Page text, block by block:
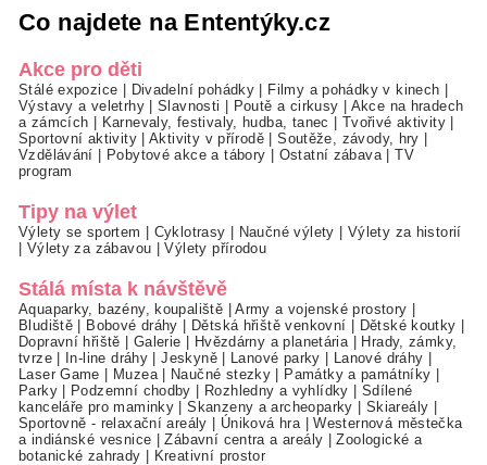
Co najdete na Ententýky.cz
Akce pro děti
Stálé expozice Divadelní pohádky Filmy a pohádky v kinech
Výstavy a veletrhy|Slavnosti Poutě a cirkusy
Akce na hradech
a zámcích
Karnevaly, festivaly, hudba, tanec Tvořivé aktivity
Sportovní aktivity|Aktivity v přírodě |Soutěže, závody, hry
Vzdělávání
Pobytové akce a tábory Ostatní zábava |TV
program
Tipy na výlet
Výlety se sportem Cyklotrasy Naučné výlety
Výlety za historií
Výlety za zábavou |Výlety přírodou
Stálá místa k návštěvě
Aquaparky, bazény, koupaliště |Army a vojenské prostory
Bludiště
Bobové dráhy Dětská hřiště venkovní Dětské koutky
Dopravní hřiště
Galerie Hvězdárny a planetária
Hrady, zámky,
tvrze| In-line dráhy |Jeskyně| Lanové parky Lanové dráhy
Laser Game
Muzea| Naučné stezky Památky a památníky
Parky| Podzemní chodby Rozhledny a vyhlídky
Sdílené
kanceláře pro maminky |Skanzeny a archeoparky Skiareály
Sportovně - relaxační areály
Úniková hra |Westernová městečka
a indiánské vesnice |Zábavní centra a areály |Zoologické a
botanické zahrady
Kreativní prostor